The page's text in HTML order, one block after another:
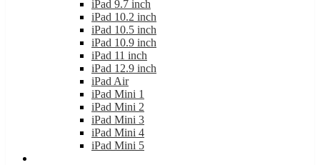
iPad 10.2 inch
iPad 10.5 inch
iPad 10.9 inch
iPad 11 inch
iPad 12.9 inch
iPad Air
iPad Mini 1
iPad Mini 2
iPad Mini 3
iPad Mini 4
iPad Mini 5
Samsung